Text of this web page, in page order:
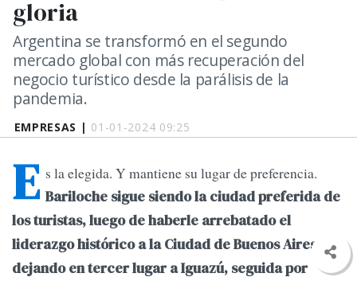
EMPRESAS | 01-01-2024 09:25
gloria
Argentina se transformó en el segundo
mercado global con más recuperación del
negocio turístico desde la parálisis de la
pandemia.
E s la elegida. Y mantiene su lugar de preferencia.
Bariloche sigue siendo la ciudad preferida de
los turistas, luego de haberle arrebatado el
liderazgo histórico a la Ciudad de Buenos Aires,
dejando en tercer lugar a Iguazú, seguida por